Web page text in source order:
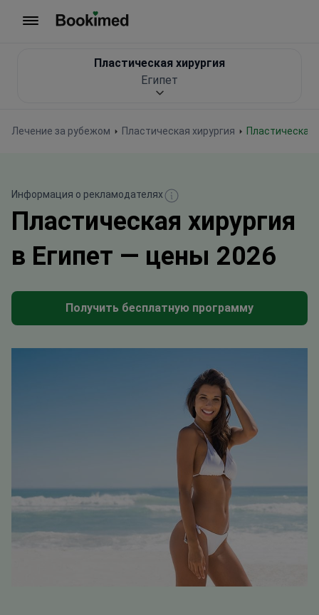
Лечение за рубежом Пластическая хирургия Пластическая
Пластическая хирургия
Египет
Информация о рекламодателях
Пластическая хирургия
в Египет — цены 2026
Получить бесплатную программу